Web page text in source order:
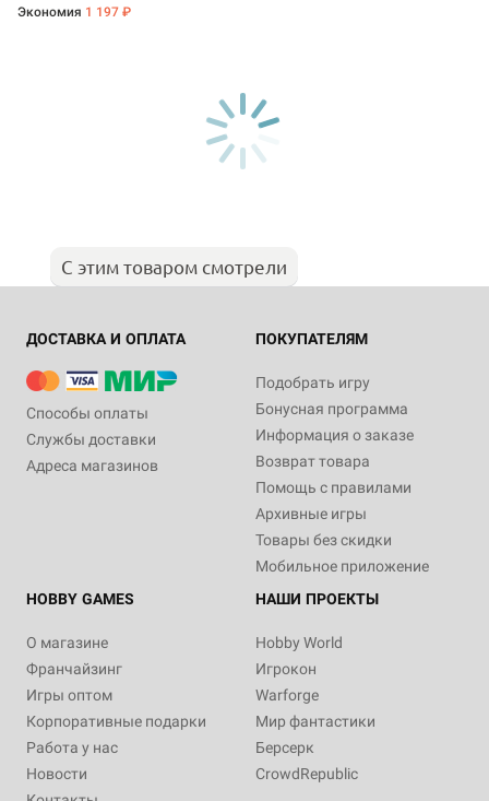
Экономия 1 197 ₽
С этим товаром смотрели
ДОСТАВКА И ОПЛАТА
Способы оплаты
Службы доставки
Адреса магазинов
ПОКУПАТЕЛЯМ
Подобрать игру
Бонусная программа
Информация о заказе
Возврат товара
Помощь с правилами
Архивные игры
Товары без скидки
Мобильное приложение
HOBBY GAMES
О магазине
Франчайзинг
Игры оптом
Корпоративные подарки
Работа у нас
Новости
НАШИ ПРОЕКТЫ
Hobby World
Игрокон
Warforge
Мир фантастики
Берсерк
CrowdRepublic